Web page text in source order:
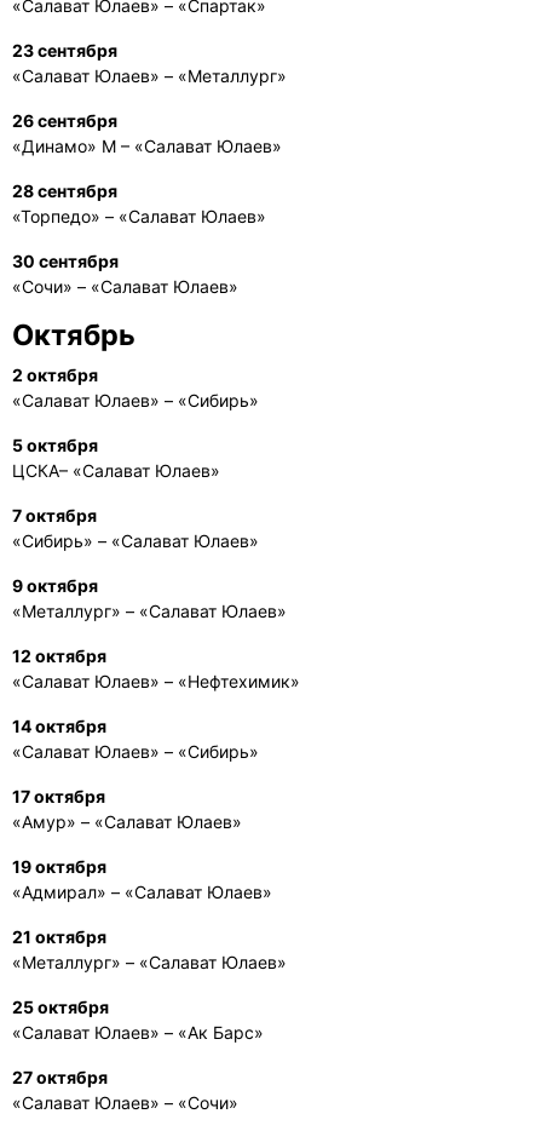
«Салават Юлаев» – «Спартак»
23 сентября
«Салават Юлаев» – «Металлург»
26 сентября
«Динамо» М – «Салават Юлаев»
28 сентября
«Торпедо» – «Салават Юлаев»
30 сентября
«Сочи» – «Салават Юлаев»
Октябрь
2 октября
«Салават Юлаев» – «Сибирь»
5 октября
ЦСКА– «Салават Юлаев»
7 октября
«Сибирь» – «Салават Юлаев»
9 октября
«Металлург» – «Салават Юлаев»
12 октября
«Салават Юлаев» – «Нефтехимик»
14 октября
«Салават Юлаев» – «Сибирь»
17 октября
«Амур» – «Салават Юлаев»
19 октября
«Адмирал» – «Салават Юлаев»
21 октября
«Металлург» – «Салават Юлаев»
25 октября
«Салават Юлаев» – «Ак Барс»
27 октября
«Салават Юлаев» – «Сочи»